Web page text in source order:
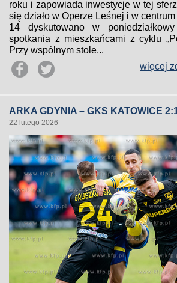
roku i zapowiada inwestycje w tej
się działo w Operze Leśnej i w
14 dyskutowano w
spotkania z mieszkańcami z cyklu
Przy wspólnym stole...
więcej
ARKA GDYNIA – GKS KATOWICE
22 lutego 2026